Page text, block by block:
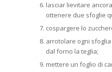
lasciar lievitare
ottenere due sfoglie
cospargere lo
arrotolare ogni
dal forno la teglia;
mettere un foglio di